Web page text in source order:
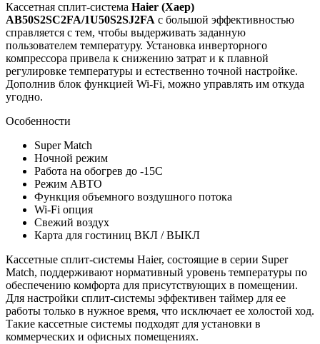
Кассетная сплит-система Haier (Хаер)
AB50S2SC2FA/1U50S2SJ2FA с большой эффективностью
справляется с тем, чтобы выдерживать заданную
пользователем температуру. Установка инверторного
компрессора привела к снижению затрат и к плавной
регулировке температуры и естественно точной настройке.
Дополнив блок функцией Wi-Fi, можно управлять им откуда
угодно.
Особенности
Super Match
Ночной режим
Работа на обогрев до -15С
Режим АВТО
Функция объемного воздушного потока
Wi-Fi опция
Свежий воздух
Карта для гостиниц ВКЛ / ВЫКЛ
Кассетные сплит-системы Haier, состоящие в серии Super
Match, поддерживают нормативный уровень температуры по
обеспечению комфорта для присутствующих в помещении.
Для настройки сплит-системы эффективен таймер для ее
работы только в нужное время, что исключает ее холостой ход.
Такие кассетные системы подходят для установки в
коммерческих и офисных помещениях.